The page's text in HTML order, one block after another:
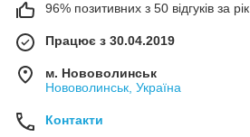
96% позитивних з 50 відгуків за рік
Працює з 30.04.2019
м. Нововолинськ
Нововолинськ, Україна
Контакти